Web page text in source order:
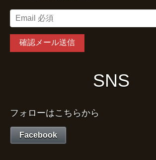
SNS
フォローはこちらから
Facebook